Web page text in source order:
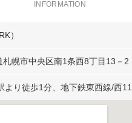
）
幌市中央区南1条西8丁目13－2
より徒歩1分、地下鉄東西線/西